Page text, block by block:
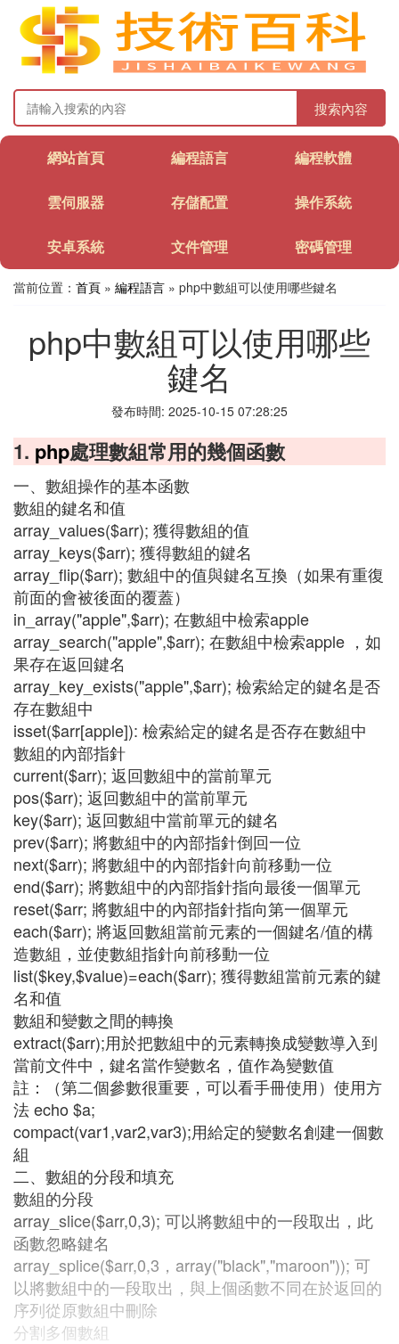
搜索內容
網站首頁 編程語言 編程軟體
雲伺服器 存儲配置 操作系統
安卓系統 文件管理 密碼管理
當前位置： 首頁 » 編程語言 » php中數組可以使用哪些鍵名
php中數組可以使用哪些
鍵名
發布時間: 2025-10-15 07:28:25
1. php處理數組常用的幾個函數
一、數組操作的基本函數
數組的鍵名和值
array_values($arr); 獲得數組的值
array_keys($arr); 獲得數組的鍵名
array_flip($arr); 數組中的值與鍵名互換（如果有重復
前面的會被後面的覆蓋）
in_array("apple",$arr); 在數組中檢索apple
array_search("apple",$arr); 在數組中檢索apple ，如
果存在返回鍵名
array_key_exists("apple",$arr); 檢索給定的鍵名是否
存在數組中
isset($arr[apple]): 檢索給定的鍵名是否存在數組中
數組的內部指針
current($arr); 返回數組中的當前單元
pos($arr); 返回數組中的當前單元
key($arr); 返回數組中當前單元的鍵名
prev($arr); 將數組中的內部指針倒回一位
next($arr); 將數組中的內部指針向前移動一位
end($arr); 將數組中的內部指針指向最後一個單元
reset($arr; 將數組中的內部指針指向第一個單元
each($arr); 將返回數組當前元素的一個鍵名/值的構
造數組，並使數組指針向前移動一位
list($key,$value)=each($arr); 獲得數組當前元素的鍵
名和值
數組和變數之間的轉換
extract($arr);用於把數組中的元素轉換成變數導入到
當前文件中，鍵名當作變數名，值作為變數值
註：（第二個參數很重要，可以看手冊使用）使用方
法 echo $a;
compact(var1,var2,var3);用給定的變數名創建一個數
組
二、數組的分段和填充
數組的分段
array_slice($arr,0,3); 可以將數組中的一段取出，此
函數忽略鍵名
array_splice($arr,0,3，array("black","maroon")); 可
以將數組中的一段取出，與上個函數不同在於返回的
序列從原數組中刪除
分割多個數組